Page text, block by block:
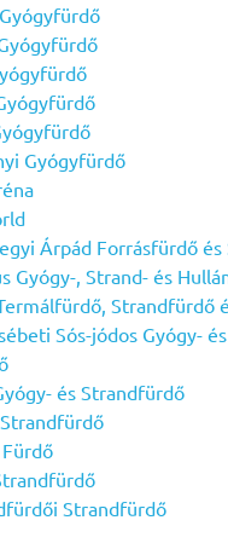
Gyógyfürdő
Árpád Forrásfürdő és
Gyógy-, Strand- és
Strandfürdő
Sós-jódos Gyógy- és
és Strandfürdő
Strandfürdő